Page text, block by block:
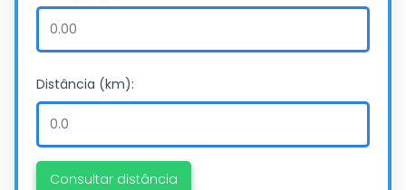
Distância (km):
Consultar distância